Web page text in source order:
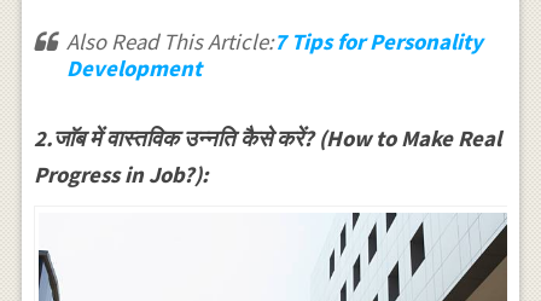
Also Read This Article:7 Tips for Personality
Development
2.जाॅब में वास्तविक उन्नति कैसे करें? (How to Make Real
Progress in Job?):